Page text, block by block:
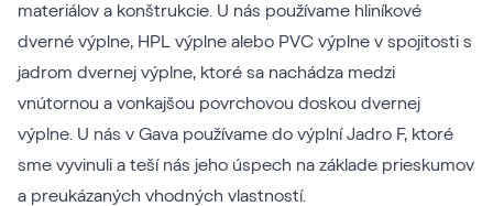
materiálov a konštrukcie. U nás používame hliníkové
dverné výplne, HPL výplne alebo PVC výplne v spojitosti s
jadrom dvernej výplne, ktoré sa nachádza medzi
vnútornou a vonkajšou povrchovou doskou dvernej
výplne. U nás v Gava používame do výplní Jadro F, ktoré
sme vyvinuli a teší nás jeho úspech na základe prieskumov
a preukázaných vhodných vlastností.